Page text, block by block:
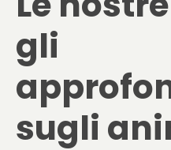
gli
sugli